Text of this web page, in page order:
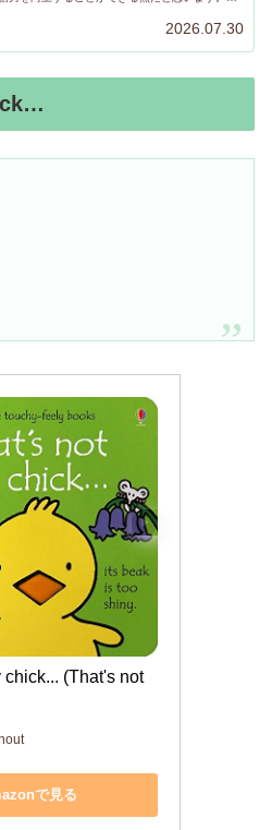
2026.07.30
chick... (That's not
で見る